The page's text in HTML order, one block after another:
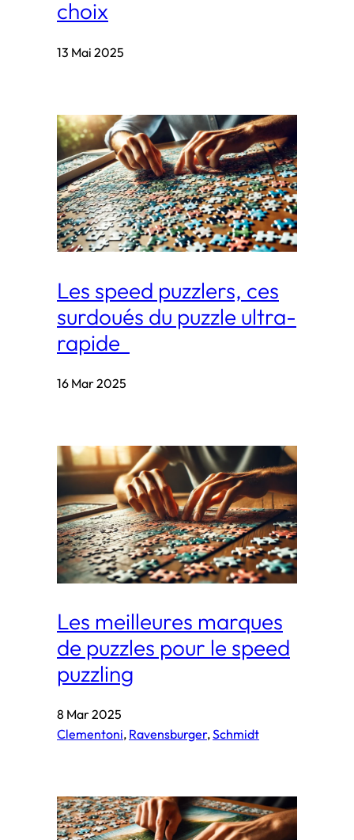
choix
13 Mai 2025
Les speed puzzlers, ces
surdoués du puzzle ultra-
rapide
16 Mar 2025
Les meilleures marques
de puzzles pour le speed
puzzling
8 Mar 2025
Clementoni, Ravensburger, Schmidt